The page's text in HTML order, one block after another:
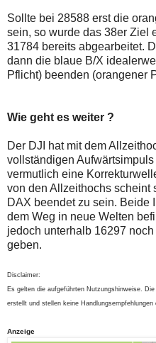
Sollte bei 28588 erst die
sein, so wurde das 38er Ziel
31784 bereits abgearbeitet.
dann die blaue B/X
Pflicht) beenden (orangener
Wie geht es weiter ?
Der DJI hat mit dem
vollständigen
vermutlich eine
von den Allzeithochs scheint
DAX beendet zu sein. Beide
dem Weg in neue Welten
jedoch unterhalb 16297
geben.
Disclaimer:
Es gelten die aufgeführten Nutzungshinweise.
erstellt und stellen keine Handlungsempfehlungen
Anzeige